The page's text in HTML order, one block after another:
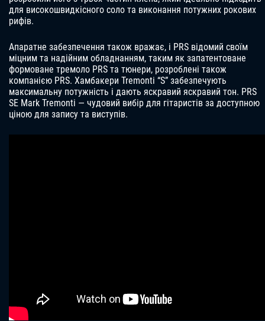
для високошвидкісного соло та виконання потужних рокових
рифів.
Апаратне забезпечення також вражає, і PRS відомий своїм
міцним та надійним обладнанням, таким як запатентоване
формоване тремоло PRS та тюнери, розроблені також
компанією PRS. Хамбакери Tremonti “S” забезпечують
максимальну потужність і дають яскравий яскравий тон. PRS
SE Mark Tremonti — чудовий вибір для гітаристів за доступною
ціною для запису та виступів.